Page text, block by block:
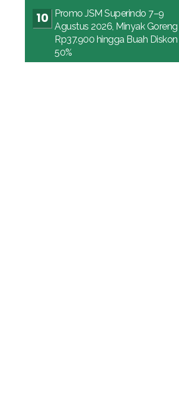
Promo JSM Superindo 7–9
Agustus 2026, Minyak Goreng
Rp37.900 hingga Buah Diskon
50%